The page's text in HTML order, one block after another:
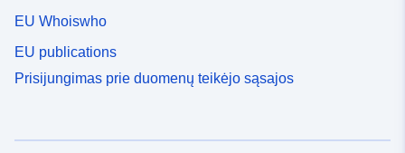
EU Whoiswho
EU publications
Prisijungimas prie duomenų teikėjo sąsajos